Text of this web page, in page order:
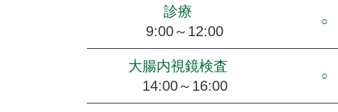
診療
9:00～12:00
○
大腸内視鏡検査
14:00～16:00
○